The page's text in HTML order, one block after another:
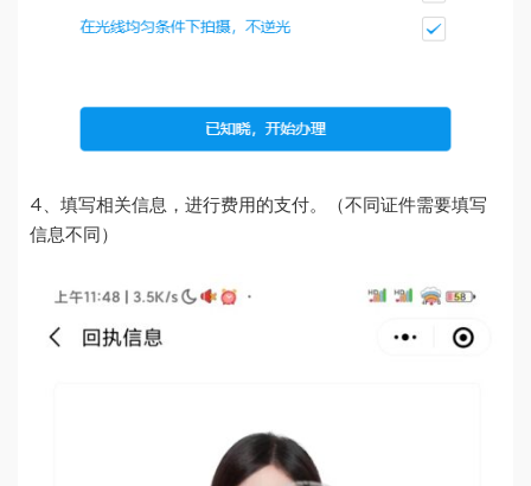
4、填写相关信息，进行费用的支付。（不同证件需要填写
信息不同）